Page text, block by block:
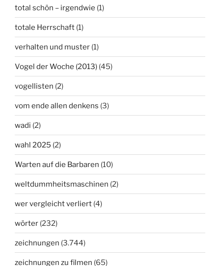
total schön – irgendwie (1)
totale Herrschaft (1)
verhalten und muster (1)
Vogel der Woche (2013) (45)
vogellisten (2)
vom ende allen denkens (3)
wadi (2)
wahl 2025 (2)
Warten auf die Barbaren (10)
weltdummheitsmaschinen (2)
wer vergleicht verliert (4)
wörter (232)
zeichnungen (3.744)
zeichnungen zu filmen (65)